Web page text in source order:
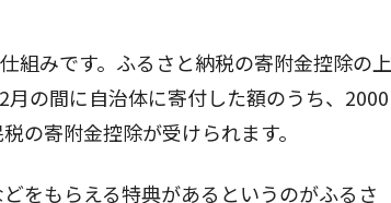
組みです。ふるさと納税の寄附金控除の上
の間に自治体に寄付した額のうち、2000
の寄附金控除が受けられます。
をもらえる特典があるというのがふるさ
閉じる